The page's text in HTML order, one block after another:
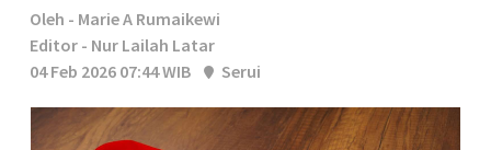
Oleh - Marie A Rumaikewi
Editor - Nur Lailah Latar
04 Feb 2026 07:44 WIB
Serui